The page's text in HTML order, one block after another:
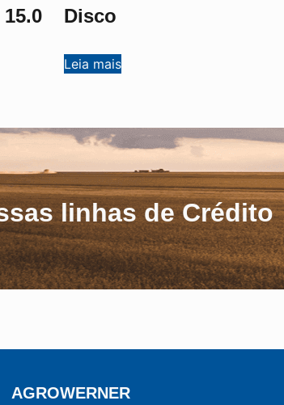
Disco
Leia mais
linhas de Crédito
AGROWERNER